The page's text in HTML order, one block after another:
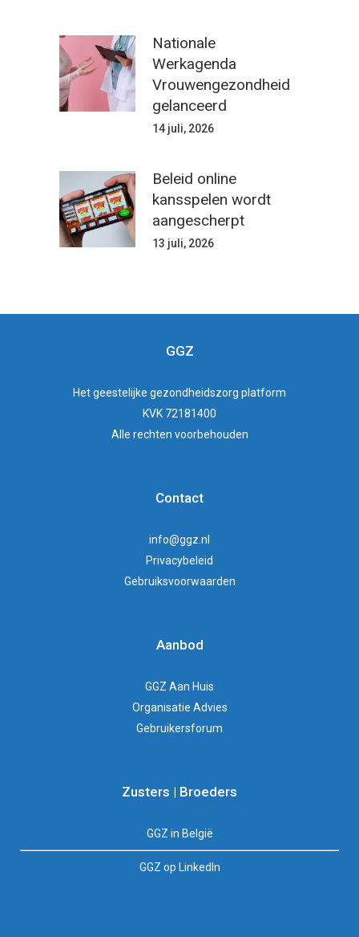
Nationale
Werkagenda
Vrouwengezondheid
gelanceerd
14 juli, 2026
Beleid online
kansspelen wordt
aangescherpt
13 juli, 2026
GGZ
Hetgeestelijke gezondheidszorg platform
KVK 72181400
Alle rechten voorbehouden
Contact
info@ggz.nl
Privacybeleid
Gebruiksvoorwaarden
Aanbod
GGZ Aan Huis
Organisatie Advies
Gebruikersforum
Zusters | Broeders
GGZ in België
GGZ op LinkedIn